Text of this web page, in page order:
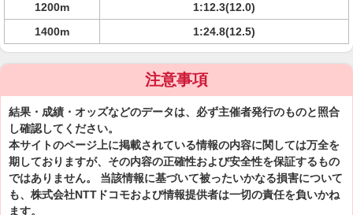
1200m
1:12.3(12.0)
1400m
1:24.8(12.5)
注意事項
結果・成績・オッズなどのデータは、必ず主催者発行のものと照合
し確認してください。
本サイトのページ上に掲載されている情報の内容に関しては万全を
期しておりますが、その内容の正確性および安全性を保証するもの
ではありません。 当該情報に基づいて被ったいかなる損害について
も、株式会社NTTドコモおよび情報提供者は一切の責任を負いかね
ます。